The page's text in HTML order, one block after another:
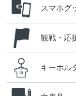
スマホグ
観戦・応
キーホル